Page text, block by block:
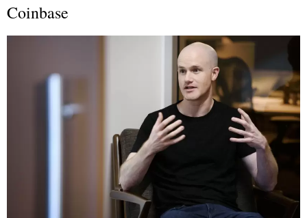
Coinbase